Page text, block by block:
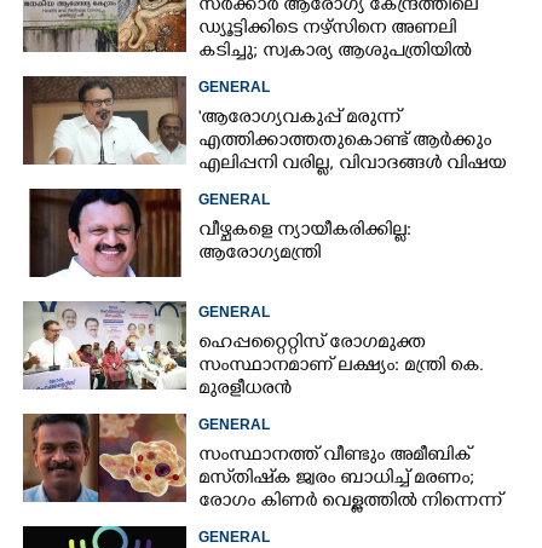
സർക്കാർ ആരോഗ്യ കേന്ദ്രത്തിലെ
ഡ്യൂട്ടിക്കിടെ നഴ്സിനെ അണലി
കടിച്ചു; സ്വകാര്യ ആശുപത്രിയിൽ
ചികിത്സയിൽ
GENERAL
'ആരോഗ്യവകുപ്പ് മരുന്ന്
എത്തിക്കാത്തതുകൊണ്ട് ആർക്കും
എലിപ്പനി വരില്ല, വിവാദങ്ങൾ വിഷയ
ദാരിദ്ര്യത്തിന്റെ ഭാഗം'
GENERAL
വീഴ്ചകളെ ന്യായീകരിക്കില്ല:
ആരോഗ്യമന്ത്രി
GENERAL
ഹെപ്പറ്റൈറ്റിസ് രോഗമുക്ത
സംസ്ഥാനമാണ് ലക്ഷ്യം: മന്ത്രി കെ.
മുരളീധരൻ
GENERAL
സംസ്ഥാനത്ത് വീണ്ടും അമീബിക്
മസ്‌തിഷ്‌ക ജ്വരം ബാധിച്ച് മരണം;
രോഗം കിണർ വെള്ളത്തിൽ നിന്നെന്ന്
സംശയം
GENERAL